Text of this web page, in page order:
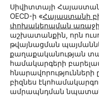
Սիվիտտայի
OECD-ի «Հայաստանի
փոխակերպման
աշխատանքին, որն
թվայնացման
քաղաքականության
համակարգերի
բիզնես
ամրապնդման